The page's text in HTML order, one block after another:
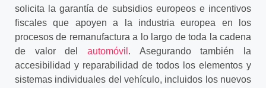
solicita la garantía de subsidios europeos e incentivos
fiscales que apoyen a la industria europea en los
procesos de remanufactura a lo largo de toda la cadena
de valor del automóvil . Asegurando también la
accesibilidad y reparabilidad de todos los elementos y
sistemas individuales del vehículo, incluidos los nuevos